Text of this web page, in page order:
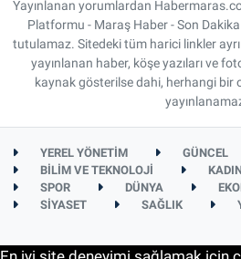
Yayınlanan yorumlardan
Platformu - Maraş Haber - Son
tutulamaz. Sitedeki tüm harici linkler
yayınlanan haber, köşe yazıları ve
kaynak gösterilse dahi, herhangi bir
YEREL YÖNETİM
GÜNCEL
BİLİM VE TEKNOLOJİ
SPOR
DÜNYA
SİYASET
SAĞLIK